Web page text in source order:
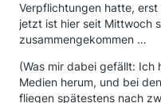
Verpflichtungen hatte,
jetzt ist hier seit Mittwoch
zusammengekommen …
(Was mir dabei gefällt: Ich
Medien herum, und bei
fliegen spätestens nach